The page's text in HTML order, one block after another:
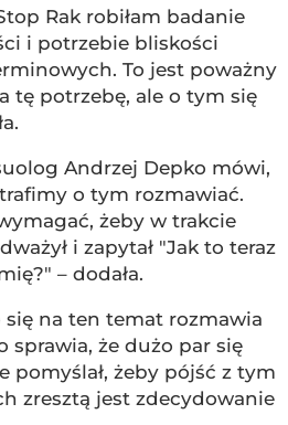
Rak robiłam badanie
i potrzebie bliskości
To jest poważny
tę potrzebę, ale o tym się
Andrzej Depko mówi,
o tym rozmawiać.
żeby w trakcie
i zapytał "Jak to teraz
– dodała.
się na ten temat rozmawia
sprawia, że dużo par się
pomyślał, żeby pójść z tym
zresztą jest zdecydowanie